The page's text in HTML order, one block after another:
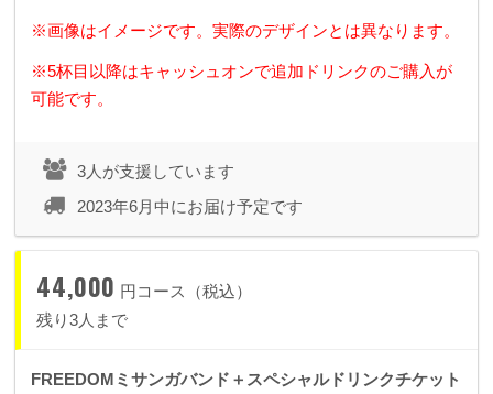
※画像はイメージです。実際のデザインとは異なります。
※5杯目以降はキャッシュオンで追加ドリンクのご購入が
可能です。
3人が支援しています
2023年6月中にお届け予定です
44,000 円コース（税込）
残り3人まで
FREEDOMミサンガバンド＋スペシャルドリンクチケット